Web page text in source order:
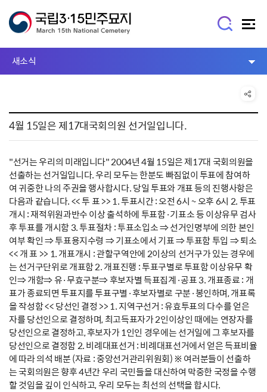
새소식
4월 15일은 제17대국회의원 선거일입니다.
"선거는 우리의 미래입니다" 2004년 4월 15일은 제17대 국회의원을
선출하는 선거일입니다. 우리 모두는 한분도 빠짐없이 투표에 참여하
여 귀중한 나의 주권을 행사합시다. 당일 투표와 개표 등의 진행사항은
다음과 같습니다. << 투 표 >> 1. 투표시간 : 오전 6시 ~ 오후 6시 2. 투표
개시 : 재적위원과반수 이상 출석하에 투표함·기표소 등 이상유무 검사
후 투표를 개시함 3. 투표절차 : 투표소입소 ⇒ 선거인명부에 의한 본인
여부 확인 ⇒ 투표용지수령 ⇒ 기표소에서 기표 ⇒ 투표함 투입 ⇒ 퇴소
<< 개 표 >> 1. 개표개시 : 관할구역안에 2이상의 선거구가 있는 경우에
는 선거구단위로 개표함 2. 개표진행 : 투표구별로 투표함 이상유무 확
인⇒ 개함⇒ 유·무효구분⇒ 후보자별 득표집계·공표 3. 개표종료 : 개
표가 종료되면 투표지를 투표구별·후보자별로 구분·봉인하며, 개표록
을 작성함 << 당선인 결정 >> 1. 지역구선거 : 유효투표의 다수를 얻은
자를 당선인으로 결정하며, 최고득표자가 2인이상인 때에는 연장자를
당선인으로 결정하고, 후보자가 1인인 경우에는 선거일에 그 후보자를
당선인으로 결정함 2. 비례대표선거 : 비례대표선거에서 얻은 득표비율
에 따라 의석 배분 (자료 : 중앙선거관리위원회) ※ 여러분들이 선출하
는 국회의원은 향후 4년간 우리 국민들을 대신하여 막중한 국정을 수행
할 것임을 깊이 인식하고, 우리 모두는 최선의 선택을 합시다.